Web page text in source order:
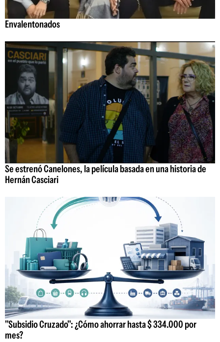
Envalentonados
Se estrenó Canelones, la película basada en una historia de
Hernán Casciari
"Subsidio Cruzado": ¿Cómo ahorrar hasta $ 334.000 por
mes?